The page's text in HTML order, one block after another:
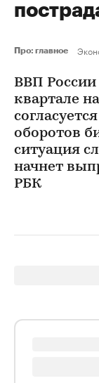
Про: главное
ВВП России
квартале
оборотов
ситуация
начнет
РБК